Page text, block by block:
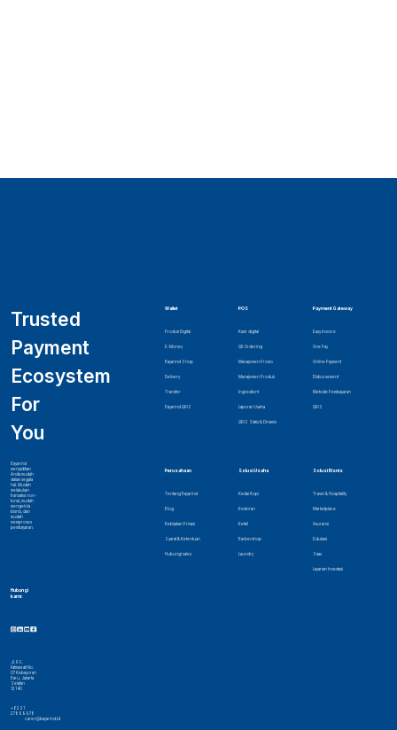
Trusted
Payment
Ecosystem
For
You
Bayarind
menjadikan
Anda mudah
dalam segala
hal. Mudah
melakukan
transaksi non-
tunai, mudah
mengelola
bisnis, dan
mudah
memproses
pembayaran.
Hubungi
kami:
Jl. RS.
Fatmawati No.
07 Kebayoran
Baru, Jakarta
Selatan
12140
+62 21
27899978
caren@bayarind.id
Wallet
Produk Digital
E-Money
Bayarind Shop
Delivery
Transfer
Bayarind QRIS
POS
Kasir digital
QR Ordering
Manajemen Promo
Manajemen Produk
Ingredient
Laporan Usaha
QRIS Statis & Dinamis
Payment Gateway
Easy Invoice
One Pay
Online Payment
Disbursement
Metode Pembayaran
QRIS
Perusahaan
Tentang Bayarind
Blog
Kebijakan Privasi
Syarat & Ketentuan
Hubungi sales
Solusi Usaha
Kedai Kopi
Restoran
Retail
Barbershop
Laundry
Solusi Bisnis
Travel & Hospitality
Marketplace
Asuransi
Edukasi
Saas
Layanan Investasi